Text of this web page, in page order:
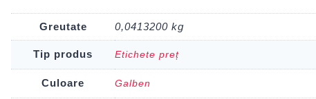
Greutate 0,0413200 kg
Tip produs Etichete preț
Culoare Galben